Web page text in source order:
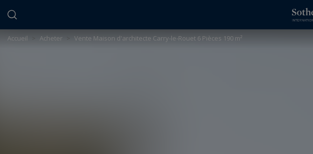
Accueil > Acheter > Vente Maison d'architecte Carry-le-Rouet 6 Pièces 190 m²